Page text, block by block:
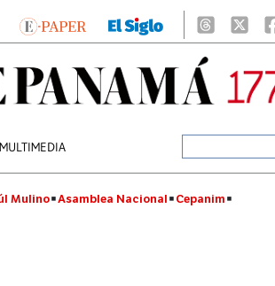
MULTIMEDIA
Mulino Asamblea Nacional Cepanim